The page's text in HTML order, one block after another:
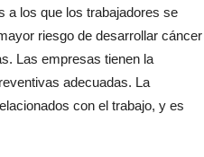
a los que los trabajadores se
riesgo de desarrollar cáncer
Las empresas tienen la
adecuadas. La
con el trabajo, y es